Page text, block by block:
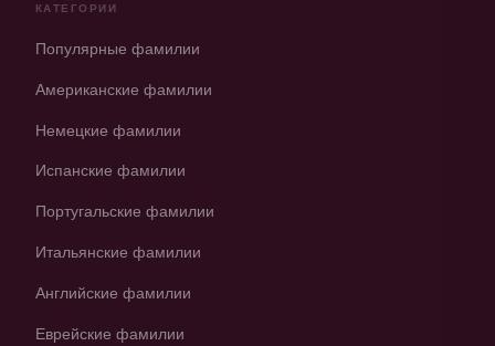
КАТЕГОРИИ
Популярные фамилии
Американские фамилии
Немецкие фамилии
Испанские фамилии
Португальские фамилии
Итальянские фамилии
Английские фамилии
Еврейские фамилии